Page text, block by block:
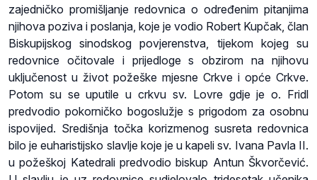
zajedničko promišljanje redovnica o određenim pitanjima
njihova poziva i poslanja, koje je vodio Robert Kupčak, član
Biskupijskog sinodskog povjerenstva, tijekom kojeg su
redovnice očitovale i prijedloge s obzirom na njihovu
uključenost u život požeške mjesne Crkve i opće Crkve.
Potom su se uputile u crkvu sv. Lovre gdje je o. Fridl
predvodio pokorničko bogoslužje s prigodom za osobnu
ispovijed. Središnja točka korizmenog susreta redovnica
bilo je euharistijsko slavlje koje je u kapeli sv. Ivana Pavla II.
u požeškoj Katedrali predvodio biskup Antun Škvorčević.